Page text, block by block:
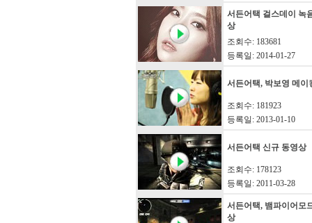
서든어택 걸스데이 녹
상
조회수: 183681
등록일: 2014-01-27
서든어택, 박보영 메이
조회수: 181923
등록일: 2013-01-10
서든어택 신규 동영상
조회수: 178123
등록일: 2011-03-28
서든어택, 뱀파이어모
상